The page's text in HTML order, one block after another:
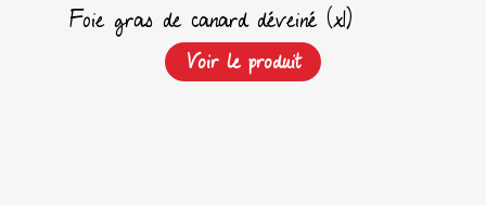
Foie gras de canard déveiné (x1)
Voir le produit